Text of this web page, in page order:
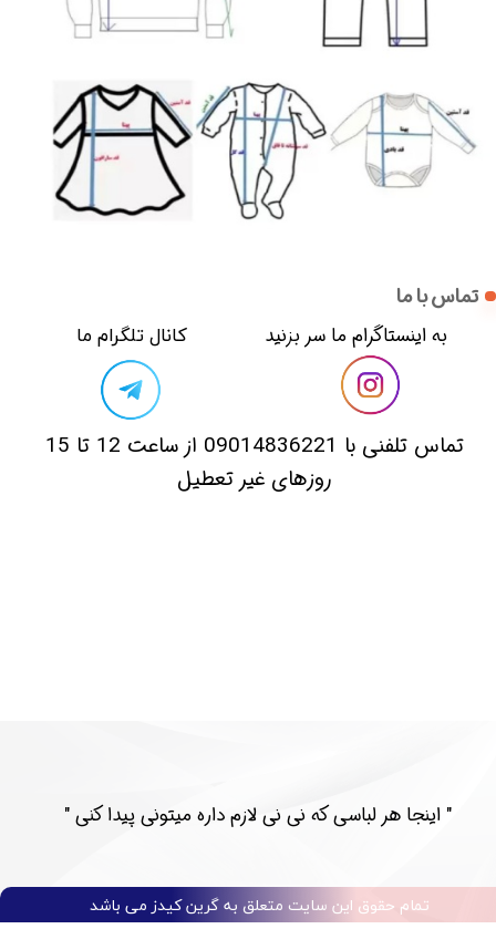
تماس با ما
​​به اینستاگرام ما سر بزنید​​​​​​​
​تماس تلفنی با 09014836221 از ساعت 12 تا 15
روزهای غیر تعطیل
​کانال تلگرام ما
تمام حقوق این سایت متعلق به گرین کیدز می باشد​​​​​​​
​​" اینجا هر لباسی که نی نی لازم داره میتونی پیدا کنی "​​​​​​​​​​​​​​